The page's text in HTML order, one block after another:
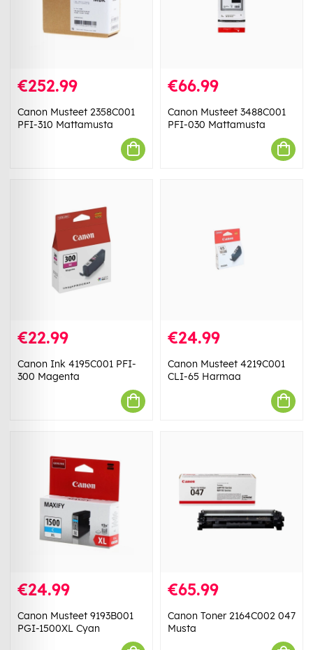
€252.99
Canon Musteet 2358C001
PFI-310 Mattamusta
€66.99
Canon Musteet 3488C001
PFI-030 Mattamusta
€22.99
Canon Ink 4195C001 PFI-
300 Magenta
€24.99
Canon Musteet 4219C001
CLI-65 Harmaa
€24.99
Canon Musteet 9193B001
PGI-1500XL Cyan
€65.99
Canon Toner 2164C002 047
Musta